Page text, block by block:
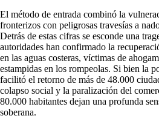
El método de entrada combinó la
fronterizos con peligrosas travesías a
Detrás de estas cifras se esconde una
autoridades han confirmado la
en las aguas costeras, víctimas de
estampidas en los rompeolas. Si bien la
facilitó el retorno de más de 48.000
colapso social y la paralización del
80.000 habitantes dejan una profunda
soberana.